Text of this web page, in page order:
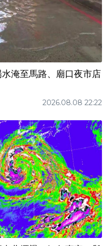
淹至馬路、廟口夜市店
2026.08.08 22:22